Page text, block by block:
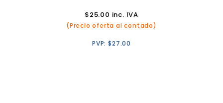
$25.00 inc. IVA
(Precio oferta al contado)
PVP:$27.00